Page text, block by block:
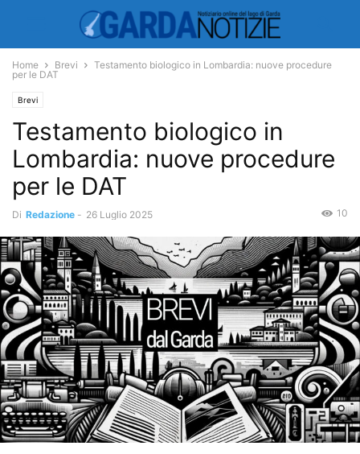
Home Brevi
Testamento biologico in Lombardia: nuove procedure
per le DAT
Brevi
Testamento biologico in
Lombardia: nuove procedure
per le DAT
Di Redazione - 26 Luglio 2025 10